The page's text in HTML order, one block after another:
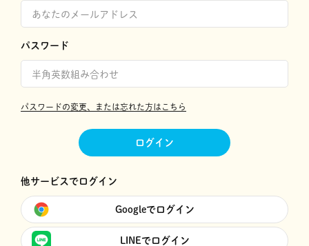
パスワード
パスワードの変更、または忘れた方はこちら
ログイン
他サービスでログイン
Googleでログイン
LINEでログイン